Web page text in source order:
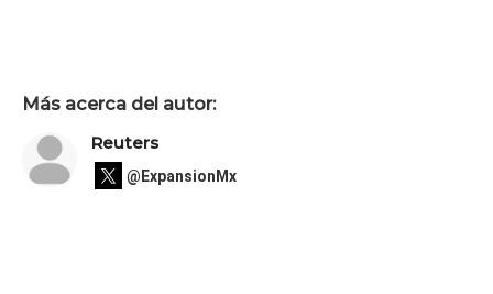
Más acerca del autor:
Reuters
@ExpansionMx